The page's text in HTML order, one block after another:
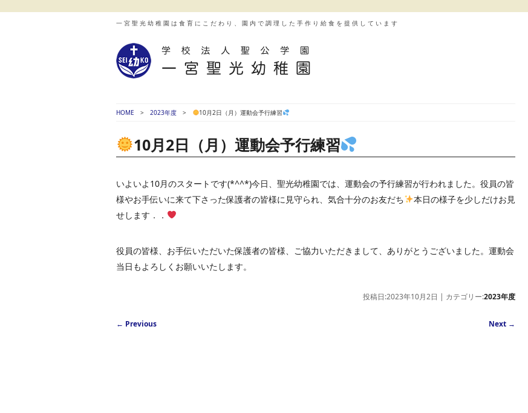
一宮聖光幼稚園は食育にこだわり、園内で調理した手作り給食を提供しています
HOME 2023年度 10月2日（月）運動会予行練習
10月2日（月）運動会予行練習
いよいよ10月のスタートです(*^^*)今日、聖光幼稚園では、運動会の予行練習が行われました。役員の皆
様やお手伝いに来て下さった保護者の皆様に見守られ、気合十分のお友だち
本日の様子を少しだけお見
せします．．
役員の皆様、お手伝いただいた保護者の皆様、ご協力いただきまして、ありがとうございました。運動会
当日もよろしくお願いいたします。
投稿日:2023年10月2日 | カテゴリー:2023年度
Post navigation
← Previous Next →